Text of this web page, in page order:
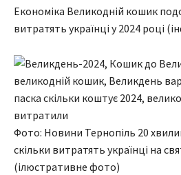
Економіка Великодній кошик
витратять українці у 2024 році
Фото: Новини Тернопіль 20
скільки витратять українці на
(ілюстративне фото)